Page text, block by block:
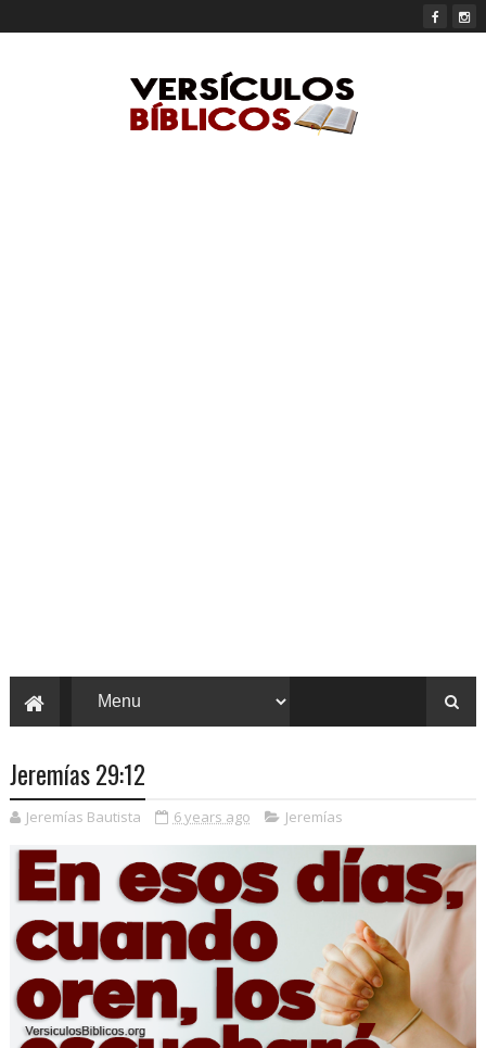
Jeremías 29:12
Jeremías Bautista 6 years ago Jeremías